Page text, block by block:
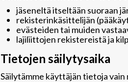
jäseneltä itseltään suoraan
rekisterinkäsittelijän
evästeiden tai muiden
lajiliittojen rekistereistä ja
Tietojen säilytysaika
Säilytämme käyttäjän tietoja